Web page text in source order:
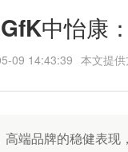
中怡康
09 14:43:39 本文提
端品牌的稳健表